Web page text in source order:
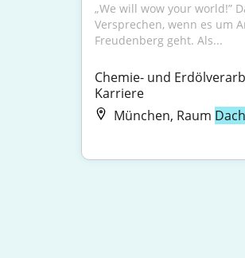
„We will wow your world!”
Versprechen, wenn es um
Freudenberg geht. Als...
Chemie- und
Karriere
München, Raum